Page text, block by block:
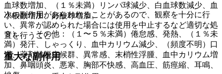
血球数増加、（１％未満）リンパ球減少、白血球数減少、血
小板数増加、好酸球増加。
９）． その他：（１〜５％未満）倦怠感、発熱、（１％未
満）発汗、しゃっくり、血中カリウム減少、（頻度不明）口
渇、薬剤離脱症候群、異常感、末梢性浮腫、血中カリウム増
加、鼻咽頭炎、悪寒、胸部不快感、高血圧、筋痙縮、耳鳴、
次の副作用があらわれることがあるので、観察を十分に行
い、異常が認められた場合には使用を中止するなど適切な処
置を行うこと。
重大な副作用